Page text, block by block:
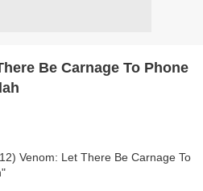
Be Carnage To Phone